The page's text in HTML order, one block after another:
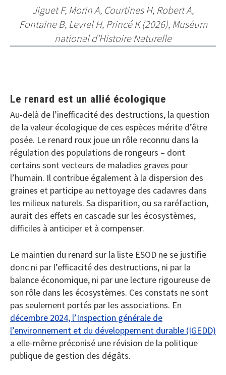
Jiguet F, Morin A, Courtines H, Robert A,
Fontaine B, Levrel H, Princé K (2026), Muséum
national d’Histoire Naturelle
Le renard est un allié écologique
Au-delà de l’inefficacité des destructions, la question
de la valeur écologique de ces espèces mérite d’être
posée. Le renard roux joue un rôle reconnu dans la
régulation des populations de rongeurs – dont
certains sont vecteurs de maladies graves pour
l’humain. Il contribue également à la dispersion des
graines et participe au nettoyage des cadavres dans
les milieux naturels. Sa disparition, ou sa raréfaction,
aurait des effets en cascade sur les écosystèmes,
difficiles à anticiper et à compenser.
Le maintien du renard sur la liste ESOD ne se justifie
donc ni par l’efficacité des destructions, ni par la
balance économique, ni par une lecture rigoureuse de
son rôle dans les écosystèmes. Ces constats ne sont
pas seulement portés par les associations. En
décembre 2024, l’Inspection générale de
l’environnement et du développement durable (IGEDD)
a elle-même préconisé une révision de la politique
publique de gestion des dégâts.